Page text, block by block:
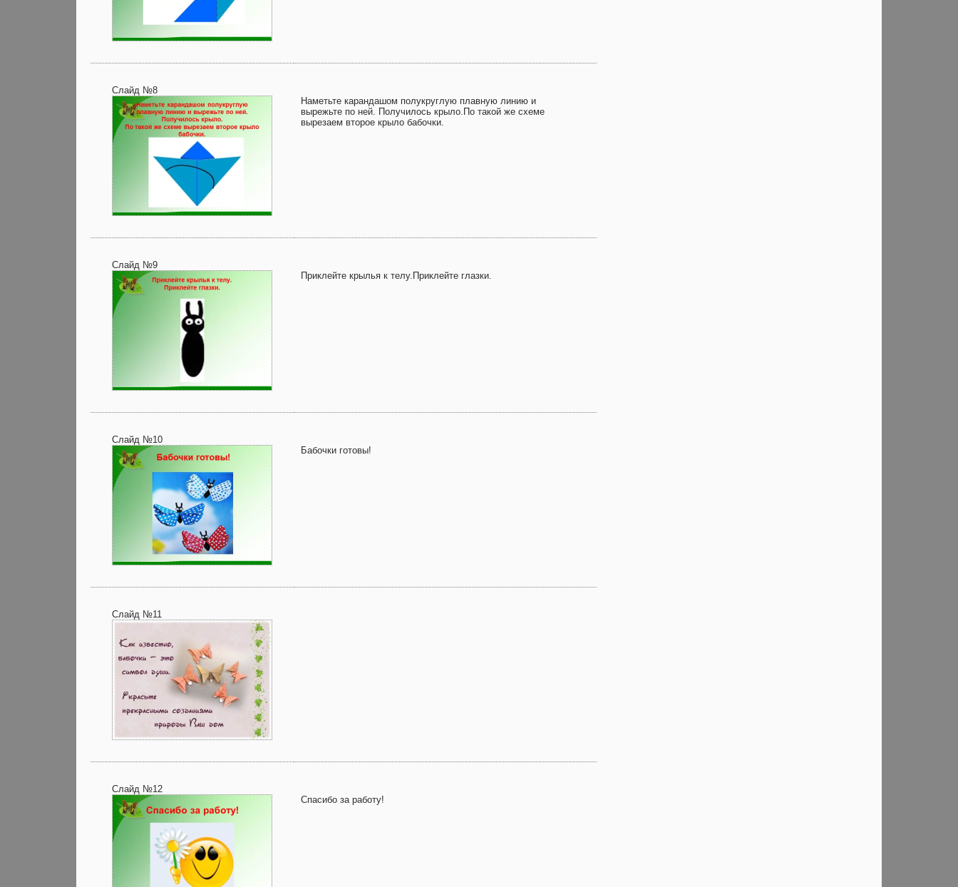
Слайд №8
Наметьте карандашом полукруглую плавную линию и
вырежьте по ней. Получилось крыло.По такой же схеме
вырезаем второе крыло бабочки.
Слайд №9
Приклейте крылья к телу.Приклейте глазки.
Слайд №10
Бабочки готовы!
Слайд №11
Слайд №12
Спасибо за работу!